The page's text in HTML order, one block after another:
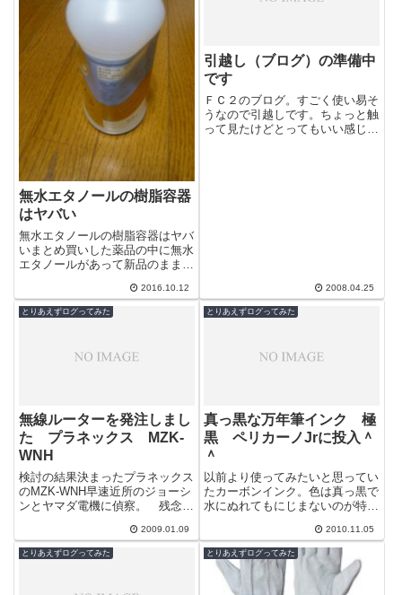
無水エタノールの樹脂容器
はヤバい
無水エタノールの樹脂容器はヤバ
いまとめ買いした薬品の中に無水
エタノールがあって新品のまま使
エタノール自体に使用期限がある
とは思えな...
2016.10.12
引越し（ブログ）の準備中
です
ＦＣ２のブログ。すごく使い易そ
うなので引越しです。ちょっと触
って見たけどとってもいい感じ。
2008.04.25
とりあえずログってみた
無線ルーターを発注しまし
た プラネックス MZK-
WNH
検討の結果決まったプラネックス
のMZK-WNH早速近所のジョーシ
ンとヤマダ電機に偵察。 残念(-
んでした。このモデルって去年
の...
2009.01.09
とりあえずログってみた
真っ黒な万年筆インク 極
黒 ペリカーノJrに投入＾
＾
以前より使ってみたいと思ってい
たカーボンインク。色は真っ黒で
水にぬれてもにじまないのが特長
具店やホームセンターには、ちょ
っと変わっ...
2010.11.05
とりあえずログってみた とりあえずログってみた